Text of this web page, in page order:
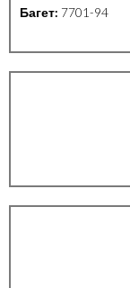
Багет: 7701-94